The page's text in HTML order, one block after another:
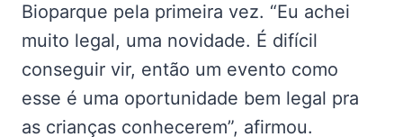
Bioparque pela primeira vez. “Eu achei
muito legal, uma novidade. É difícil
conseguir vir, então um evento como
esse é uma oportunidade bem legal pra
as crianças conhecerem”, afirmou.